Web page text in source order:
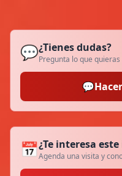
💬¿Tienes dudas?
Pregunta lo que
💬
📅¿Te interesa
Agenda una visita y